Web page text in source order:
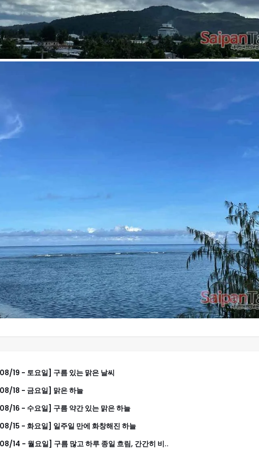
19 - 토요일] 구름 있는 맑은 날씨
18 - 금요일] 맑은 하늘
16 - 수요일] 구름 약간 있는 맑은 하늘
15 - 화요일] 일주일 만에 화창해진 하늘
14 - 월요일] 구름 많고 하루 종일 흐림, 간간히 비..